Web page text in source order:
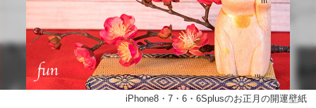
iPhone8・7・6・6Splusのお正月の開運壁紙